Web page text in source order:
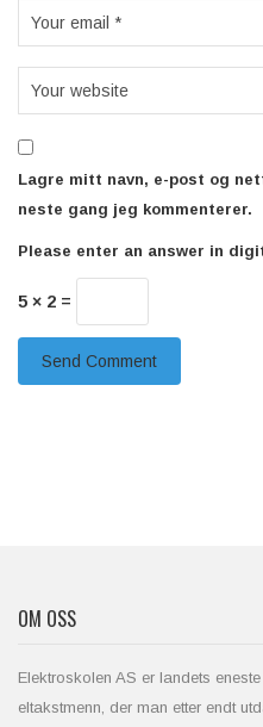
Lagre mitt navn, e-post og
neste gang jeg kommenterer.
Please enter an answer in
5 × 2 =
OM OSS
Elektroskolen AS er landets
eltakstmenn, der man etter endt